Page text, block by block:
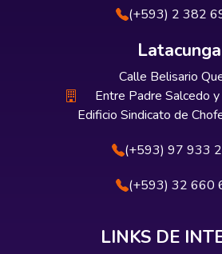
(+593) 2 382
Latacunga
Calle Belisario
Entre Padre Salcedo y
Edificio Sindicato de
(+593) 97 933
(+593) 32 660
LINKS DE